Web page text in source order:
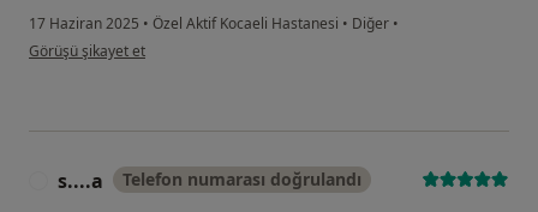
17 Haziran 2025 • Özel Aktif Kocaeli Hastanesi • Diğer •
kullanıcının görüşüne göre ne...
Görüşü şikayet et
s....a Telefon numarası doğrulandı